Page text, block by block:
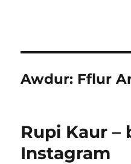
Awdur: Fflur
Rupi Kaur –
Instagram